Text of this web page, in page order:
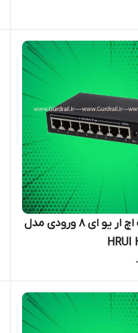
سوئیچ اترنت اچ ار یو ای 8 ورودی مدل
HRUI